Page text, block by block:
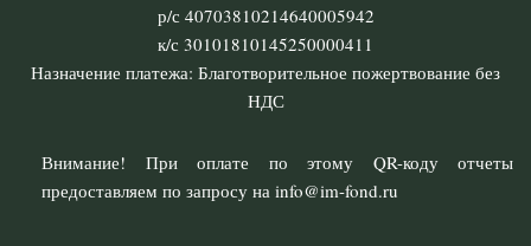
р/с 40703810214640005942
к/с 30101810145250000411
Назначение платежа: Благотворительное пожертвование без
НДС
Внимание! При оплате по этому QR-коду отчеты
предоставляем по запросу на info@im-fond.ru